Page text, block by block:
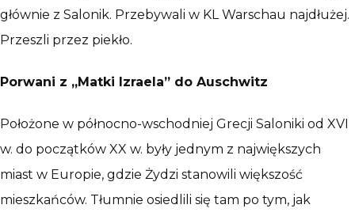
głównie z Salonik. Przebywali w KL Warschau najdłużej.
Przeszli przez piekło.
Porwani z „Matki Izraela” do Auschwitz
Położone w północno-wschodniej Grecji Saloniki od XVI
w. do początków XX w. były jednym z największych
miast w Europie, gdzie Żydzi stanowili większość
mieszkańców. Tłumnie osiedlili się tam po tym, jak